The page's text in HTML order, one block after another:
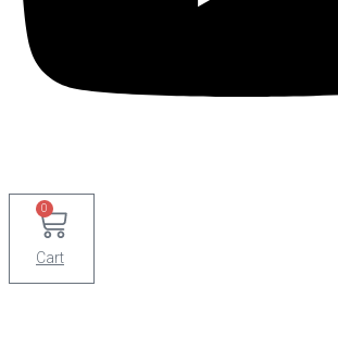
0
Cart